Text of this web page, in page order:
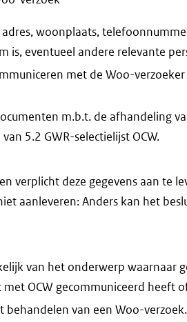
adres, woonplaats,
is, eventueel andere relevante
met de Woo-
m.b.t. de afhandeling
5.2 GWR-selectielijst OCW.
verplicht deze gegevens aan te
aanleveren: Anders kan het
van het onderwerp waarnaar
OCW gecommuniceerd heeft
behandelen van een Woo-verzoek.